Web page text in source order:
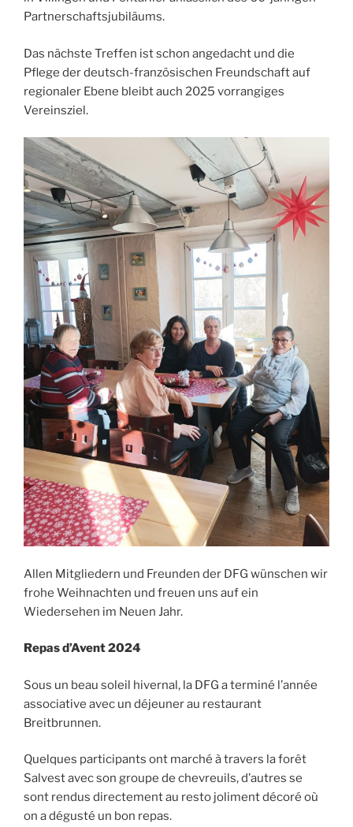
Partnerschaftsjubiläums.
Das nächste Treffen ist schon angedacht und die
Pflege der deutsch-französischen Freundschaft auf
regionaler Ebene bleibt auch 2025 vorrangiges
Vereinsziel.
Allen Mitgliedern und Freunden der DFG wünschen wir
frohe Weihnachten und freuen uns auf ein
Wiedersehen im Neuen Jahr.
Repas d’Avent 2024
Sous un beau soleil hivernal, la DFG a terminé l’année
associative avec un déjeuner au restaurant
Breitbrunnen.
Quelques participants ont marché à travers la forêt
Salvest avec son groupe de chevreuils, d’autres se
sont rendus directement au resto joliment décoré où
on a dégusté un bon repas.